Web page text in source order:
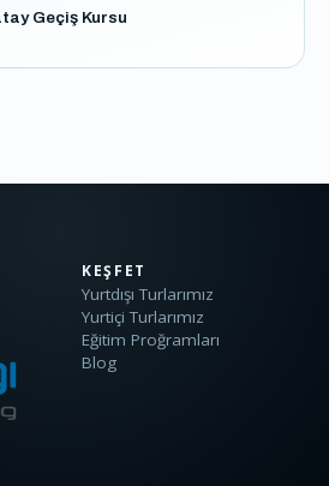
Geçiş Kursu
KEŞFET
Yurtdışı Turlarımız
Yurtiçi Turlarımız
Eğitim Proğramları
Blog